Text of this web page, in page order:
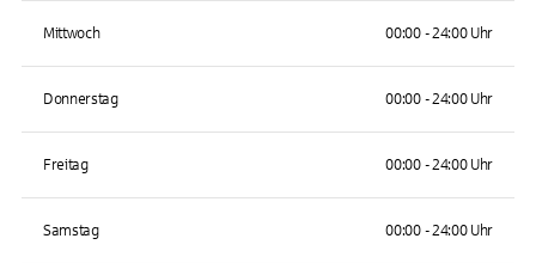
Mittwoch 00:00 - 24:00 Uhr
Donnerstag 00:00 - 24:00 Uhr
Freitag 00:00 - 24:00 Uhr
Samstag 00:00 - 24:00 Uhr